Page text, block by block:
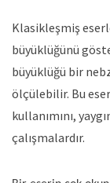
Klasikleşmiş
büyüklüğünü
büyüklüğü bir
ölçülebilir. Bu
kullanımını,
çalışmalardır.